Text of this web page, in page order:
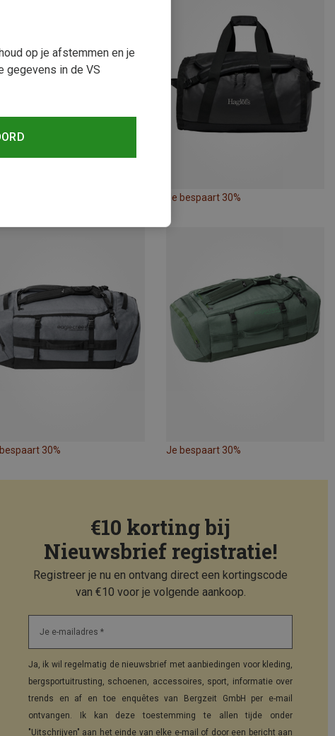
Je bespaart 30%
30% Je bespaart 30%
€10 korting bij
Nieuwsbrief registratie!
Registreer je nu en ontvang direct een kortingscode
van €10 voor je volgende aankoop.
Je e-mailadres *
Ja, ik wil regelmatig de nieuwsbrief met aanbiedingen voor kleding,
bergsportuitrusting, schoenen, accessoires, sport, informatie over
trends en af en toe enquêtes van Bergzeit GmbH per e-mail
ontvangen. Ik kan deze toestemming te allen tijde onder
"Uitschrijven" aan het einde van elke e-mail of door een bericht aan
op je afstemmen en je
gegevens in de VS